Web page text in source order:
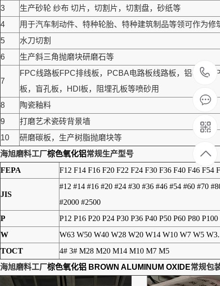
3
生产砂轮 纱布 切片，切割片，切割盘，砂纸等
4
用于汽车制动件、特种轮胎、特种建筑制品等领可作为
5
水刀切割
6
生产斜三角抛磨块研磨石等
7
FPC线路板FPC排线板，PCBA电路板线路板，铝基板
板，盲孔板，HDI板，阻埋孔板等喷砂用
8
陶瓷釉料
9
打磨艺术瓷砖背景墙
10
研磨碳板，生产树脂抛磨块等
海旭磨料工厂棕色氧化铝常规生产型号
FEPA
F12 F14 F16 F20 F22 F24 F30 F36 F40 F46 F54
JIS
#12 #14 #16 #20 #24 #30 #36 #46 #54 #60 #70
#2000 #2500
P
P12 P16 P20 P24 P30 P36 P40 P50 P60 P80
W
W63 W50 W40 W28 W20 W14 W10 W7 W5
TOCT
4# 3# M28 M20 M14 M10 M7 M5
海旭磨料工厂棕色氧化铝 BROWN ALUMINUM OXIDE常规包